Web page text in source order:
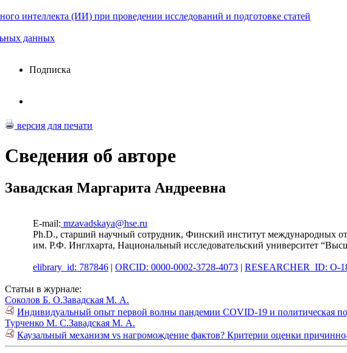
интеллекта (ИИ) при проведении исследований и подготовке статей
данных
Подписка
версия для печати
Сведения об авторе
Завадская Маргарита Андреевна
E-mail: mzavadskaya@hse.ru
Ph.D., старший научный сотрудник, Финский институт международных
им. Р.Ф. Инглхарта, Национальный исследовательский университет
elibrary_id: 787846 | ORCID: 0000-0002-3728-4073 | RESEARCHER_ID: O-
Статьи в журнале:
Соколов Б. О.Завадская М. А.
Индивидуальный опыт первой волны пандемии COVID-19 и политическая
Турченко М. С.Завадская М. А.
Каузальный механизм vs нагромождение фактов? Критерии оценки